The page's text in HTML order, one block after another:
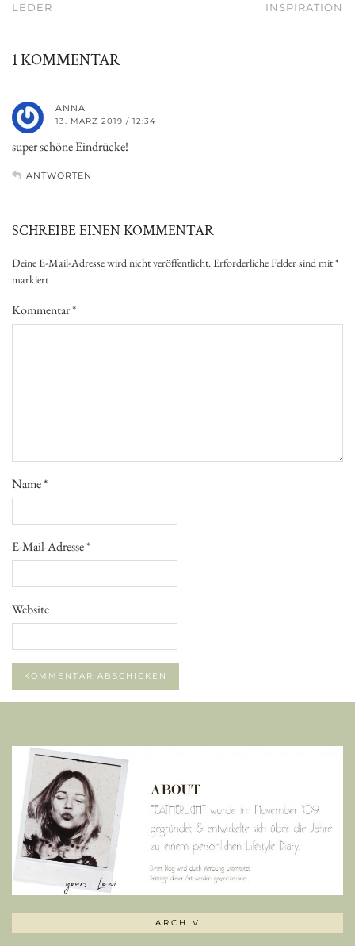
LEDER
INSPIRATION
1 KOMMENTAR
ANNA
13. MÄRZ 2019 / 12:34
super schöne Eindrücke!
ANTWORTEN
SCHREIBE EINEN KOMMENTAR
Deine E-Mail-Adresse wird nicht veröffentlicht.Erforderliche Felder sind mit*
markiert
Kommentar*
Name*
E-Mail-Adresse*
Website
ARCHIV